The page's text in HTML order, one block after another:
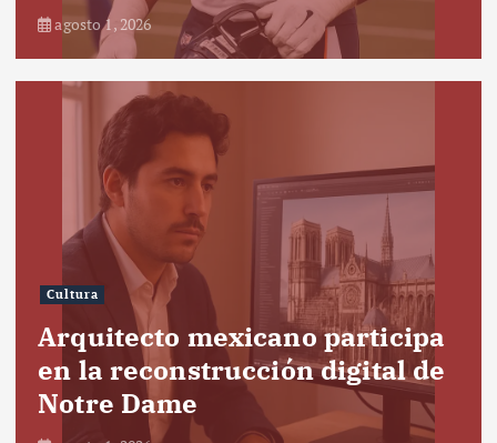
agosto 1, 2026
Cultura
Arquitecto mexicano participa
en la reconstrucción digital de
Notre Dame